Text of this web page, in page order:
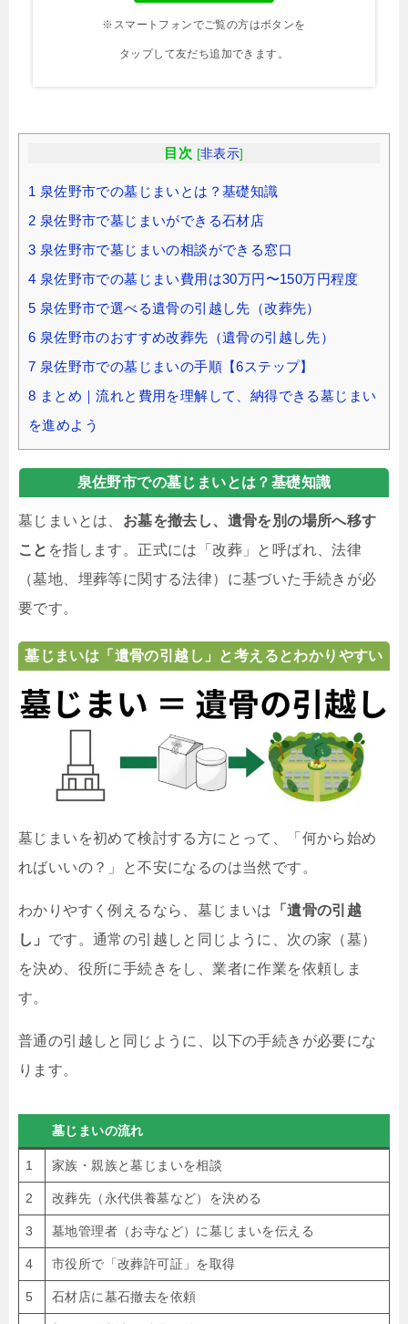
※スマートフォンでご覧の方はボタンを
タップして友だち追加できます。
目次 [非表示]
1 泉佐野市での墓じまいとは？基礎知識
2 泉佐野市で墓じまいができる石材店
3 泉佐野市で墓じまいの相談ができる窓口
4 泉佐野市での墓じまい費用は30万円〜150万円程度
5 泉佐野市で選べる遺骨の引越し先（改葬先）
6 泉佐野市のおすすめ改葬先（遺骨の引越し先）
7 泉佐野市での墓じまいの手順【6ステップ】
8 まとめ｜流れと費用を理解して、納得できる墓じまい
を進めよう
泉佐野市での墓じまいとは？基礎知識
墓じまいとは、 お墓を撤去し、遺骨を別の場所へ移す
こと を指します。正式には「改葬」と呼ばれ、法律
（墓地、埋葬等に関する法律）に基づいた手続きが必
要です。
墓じまいは「遺骨の引越し」と考えるとわかりやすい
墓じまいを初めて検討する方にとって、「何から始め
ればいいの？」と不安になるのは当然です。
わかりやすく例えるなら、墓じまいは
「遺骨の引越
し」 です。通常の引越しと同じように、次の家（墓）
を決め、役所に手続きをし、業者に作業を依頼しま
す。
普通の引越しと同じように、以下の手続きが必要にな
ります。
墓じまいの流れ
1 家族・親族と墓じまいを相談
2 改葬先（永代供養墓など）を決める
3 墓地管理者（お寺など）に墓じまいを伝える
4 市役所で「改葬許可証」を取得
5 石材店に墓石撤去を依頼